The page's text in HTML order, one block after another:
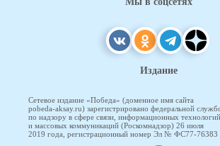
Издание
Сетевое издание «Победа» (доменное имя сайта
pobeda-aksay.ru) зарегистрировано федеральной
по надзору в сфере связи, информационных технологий
и массовых коммуникаций (Роскомнадзор) 26 июля
2019 года, регистрационный номер Эл № ФС77-76383